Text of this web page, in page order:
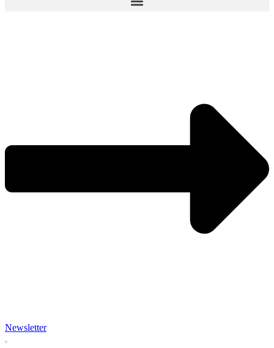
Newsletter